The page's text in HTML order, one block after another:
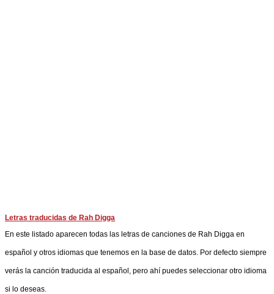
Letras traducidas de Rah Digga
En este listado aparecen todas las letras de canciones de Rah Digga en
español y otros idiomas que tenemos en la base de datos. Por defecto siempre
verás la canción traducida al español, pero ahí puedes seleccionar otro idioma
si lo deseas.